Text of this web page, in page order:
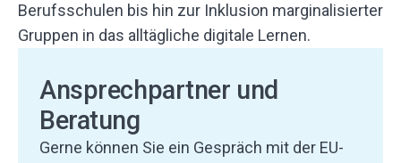
Berufsschulen bis hin zur Inklusion marginalisierter
Gruppen in das alltägliche digitale Lernen.
Ansprechpartner und
Beratung
Gerne können Sie ein Gespräch mit der EU-